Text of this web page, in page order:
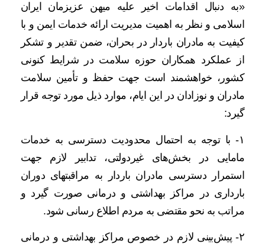
«به دنبال اقدامات اخیر علیه میهن عزیزمان ایران
اسلامی و نظر به اهمیت مدیریت ارائه خدمات ایمن و با
کیفیت به مادران باردار در بحران، ضمن تقدیر و تشکر
از عملکرد همکاران حوزه سلامت در شرایط کنونی
کشور، خواهشمند است جهت حفظ و تأمین سلامت
مادران و نوزادان در این ایام، موارد ذیل مورد توجه قرار
گیرد:
۱- با توجه به احتمال محدودیت دسترسی به خدمات
مامایی در بخش‌های غیردولتی، تدابیر لازم جهت
استمرار دسترسی مادران باردار به مراقبتهای دوران
بارداری در مراکز بهداشتی و درمانی صورت گیرد و
مراتب به نحو مقتضی به مردم اطلاع رسانی شود.
۲- پیش‌بینی لازم در خصوص مراکز بهداشتی و درمانی